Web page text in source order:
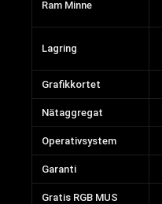
Ram Minne
Lagring
Grafikkortet
Nätaggregat
Operativsystem
Garanti
Gratis RGB MUS